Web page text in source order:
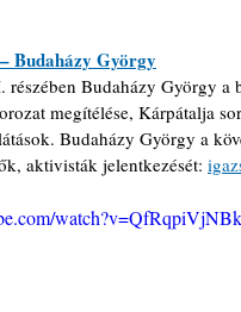
Budaházy György
Budaházy György a
megítélése, Kárpátalja
Budaházy György a
aktivisták jelentkezését:
watch?v=QfRqpiVjNBk